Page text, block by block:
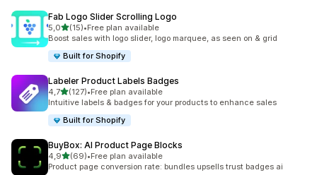
Fab Logo Slider Scrolling Logo
5,0na 5 gwiazdek
(15)
Łączna liczba recenzji: 15
•Free plan available
Boost sales with logo slider, logo marquee, as seen on & grid
Built for Shopify
Labeler Product Labels Badges
4,7na 5 gwiazdek
(127)
Łączna liczba recenzji: 127
•Free plan available
Intuitive labels & badges for your products to enhance sales
Built for Shopify
BuyBox: AI Product Page Blocks
4,9na 5 gwiazdek
(69)
Łączna liczba recenzji: 69
•Free plan available
Product page conversion rate: bundles upsells trust badges ai